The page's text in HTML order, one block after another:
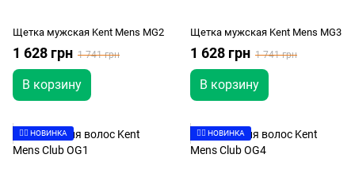
Щетка мужская Kent Mens MG2
1 628 грн 1 741 грн
В корзину
Щетка мужская Kent Mens MG3
1 628 грн 1 741 грн
В корзину
👉🏻 НОВИНКА 👉🏻 НОВИНКА